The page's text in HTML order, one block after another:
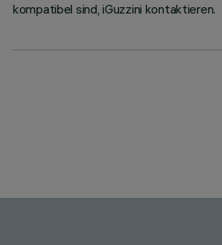
kompatibel sind, iGuzzini kontaktieren.